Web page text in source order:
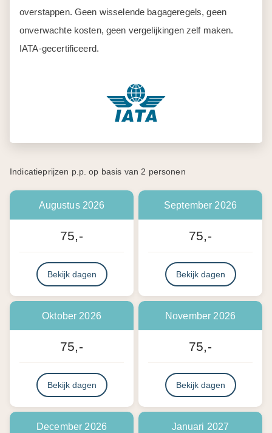
overstappen. Geen wisselende bagageregels, geen
onverwachte kosten, geen vergelijkingen zelf maken.
IATA-gecertificeerd.
Indicatieprijzen p.p. op basis van 2 personen
Augustus 2026
75,-
Bekijk dagen
September 2026
75,-
Bekijk dagen
Oktober 2026
75,-
Bekijk dagen
November 2026
75,-
Bekijk dagen
December 2026 Januari 2027